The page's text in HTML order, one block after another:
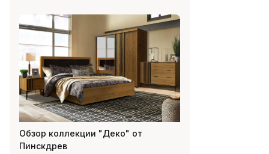
Обзор коллекции "Деко" от
Пинскдрев